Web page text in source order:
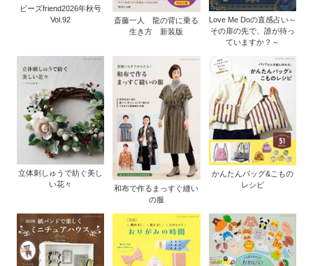
ビーズfriend2026年秋号
Vol.92
斎藤一人 龍の背に乗る
生き方 新装版
Love Me Doの直感占い～
その扉の先で、誰が待っ
ていますか？～
立体刺しゅうで紡ぐ美し
い花々
和布で作るまっすぐ縫い
の服
かんたんバッグ&こもの
レシピ